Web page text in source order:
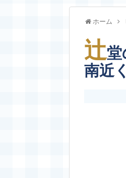
ホーム
辻
南近